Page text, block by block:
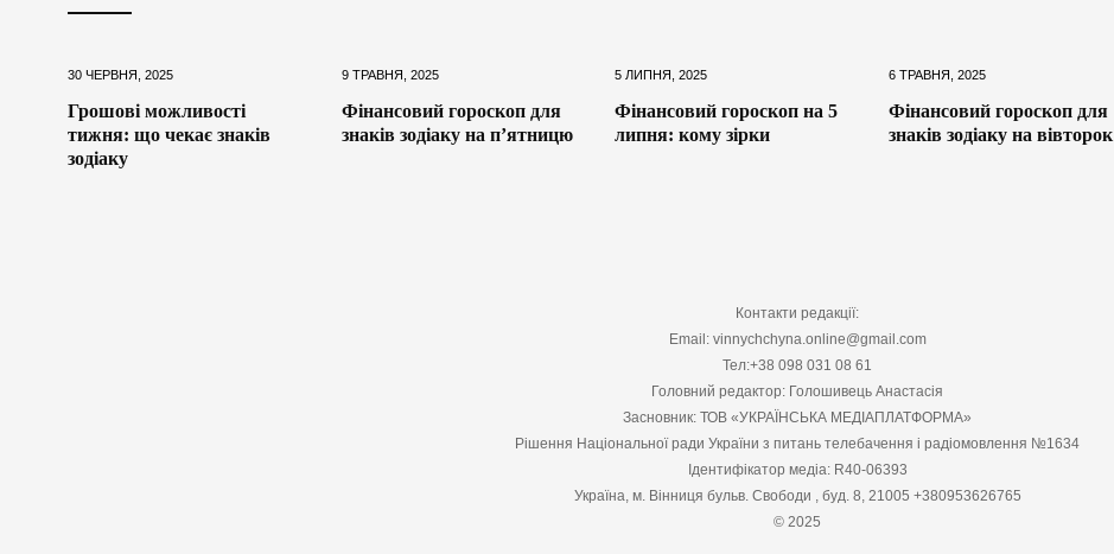
30 ЧЕРВНЯ, 2025
Грошові можливості
тижня: що чекає знаків
зодіаку
9 ТРАВНЯ, 2025
Фінансовий гороскоп для
знаків зодіаку на п’ятницю
5 ЛИПНЯ, 2025
Фінансовий гороскоп на 5
липня: кому зірки
6 ТРАВНЯ, 2025
Фінансовий гороскоп для
знаків зодіаку на вівторок
Контакти редакції:
Email: vinnychchyna.online@gmail.com
Тел:+38 098 031 08 61
Головний редактор: Голошивець Анастасія
Засновник: ТОВ «УКРАЇНСЬКА МЕДІАПЛАТФОРМА»
Рішення Національної ради України з питань телебачення і радіомовлення №1634
Ідентифікатор медіа: R40-06393
Україна, м. Вінниця бульв. Свободи , буд. 8, 21005 +380953626765
© 2025